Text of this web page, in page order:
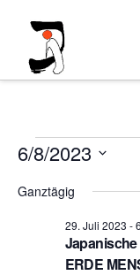
für
6/8/2023
wählen.
Ganztägig
ERDE
29. Juli 2023 -